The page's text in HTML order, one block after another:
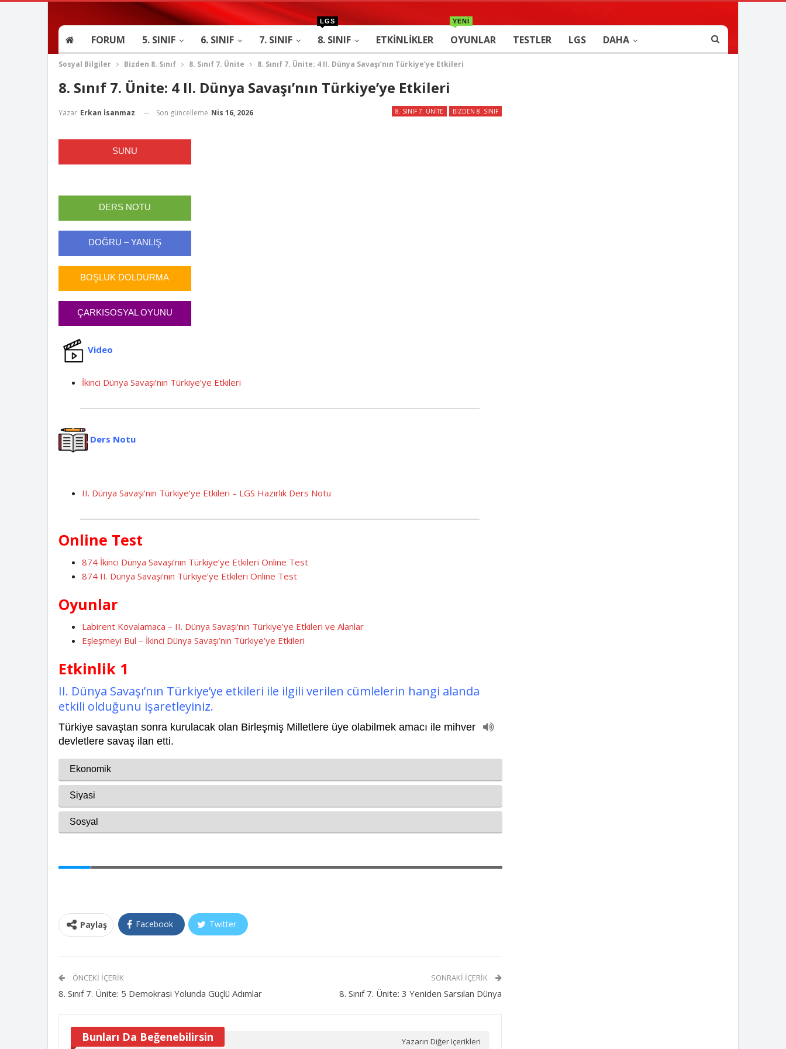
FORUM 5. SINIF 6. SINIF 7. SINIF 8. SINIF
LGS
ETKINLIKLER OYUNLAR
YENİ
TESTLER LGS DAHA
Sosyal Bilgiler Bizden 8. Sınıf 8. Sınıf 7. Ünite 8. Sınıf 7. Ünite: 4 II. Dünya Savaşı’nın Türkiye’ye Etkileri
8. Sınıf 7. Ünite: 4 II. Dünya Savaşı’nın Türkiye’ye Etkileri
8. SINIF 7. ÜNITE BIZDEN 8. SINIF
Yazar Erkan İsanmaz Son güncelleme Nis 16, 2026
SUNU
DERS NOTU
DOĞRU – YANLIŞ
ETKİNLİĞİ
BOŞLUK DOLDURMA
ETKİNLİĞİ
ÇARKISOSYAL OYUNU
Video
İkinci Dünya Savaşı’nın Türkiye’ye Etkileri
Ders Notu
II. Dünya Savaşı’nın Türkiye’ye Etkileri – LGS Hazırlık Ders Notu
Online Test
874 İkinci Dünya Savaşı’nın Türkiye’ye Etkileri Online Test
874 II. Dünya Savaşı’nın Türkiye’ye Etkileri Online Test
Oyunlar
Labirent Kovalamaca – II. Dünya Savaşı’nın Türkiye’ye Etkileri ve Alanlar
Eşleşmeyi Bul – İkinci Dünya Savaşı’nın Türkiye’ye Etkileri
Etkinlik 1
II. Dünya Savaşı’nın Türkiye’ye etkileri ile ilgili verilen cümlelerin hangi alanda
etkili olduğunu işaretleyiniz.
Paylaş Facebook Twitter
ÖNCEKI İÇERIK
8. Sınıf 7. Ünite: 5 Demokrasi Yolunda Güçlü Adımlar
SONRAKI İÇERIK
8. Sınıf 7. Ünite: 3 Yeniden Sarsılan Dünya
Bunları Da Beğenebilirsin Yazarın Diğer Içerikleri